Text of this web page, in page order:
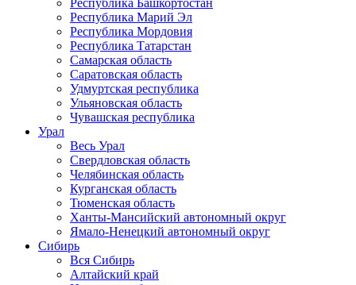
Республика Башкортостан
Республика Марий Эл
Республика Мордовия
Республика Татарстан
Самарская область
Саратовская область
Удмуртская республика
Ульяновская область
Чувашская республика
Урал
Весь Урал
Свердловская область
Челябинская область
Курганская область
Тюменская область
Ханты-Мансийский автономный округ
Ямало-Ненецкий автономный округ
Сибирь
Вся Сибирь
Алтайский край